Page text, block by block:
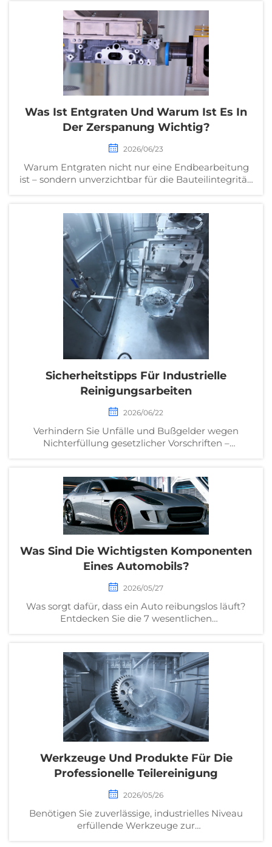
Entscheidungsframework. Laden Sie jetzt Ihre
kostenlose Checkliste herunter.
Was Ist Entgraten Und Warum Ist Es In
Der Zerspanung Wichtig?
2026/06/23
Warum Entgraten nicht nur eine Endbearbeitung
ist – sondern unverzichtbar für die Bauteilintegrität,
Qualität, Zuverlässigkeit und ROI steigert. Erfahren
Sie mehr.
Sicherheitstipps Für Industrielle
Reinigungsarbeiten
2026/06/22
Verhindern Sie Unfälle und Bußgelder wegen
Nichterfüllung gesetzlicher Vorschriften –
konforme Betriebe verlassen. Laden Sie jetzt
kostenlos Ihre Checkliste herunter.
Was Sind Die Wichtigsten Komponenten
Eines Automobils?
2026/05/27
Was sorgt dafür, dass ein Auto reibungslos läuft?
Entdecken Sie die 7 wesentlichen
Wartung beeinflussen. Laden Sie unseren B2B-
technischen Leitfaden herunter.
Werkzeuge Und Produkte Für Die
Professionelle Teilereinigung
2026/05/26
Benötigen Sie zuverlässige, industrielles Niveau
erfüllende Werkzeuge zur